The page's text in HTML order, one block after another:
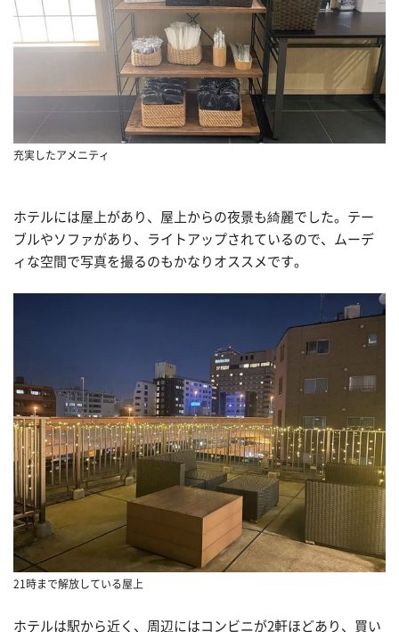
充実したアメニティ
ホテルには屋上があり、屋上からの夜景も綺麗でした。テー
ブルやソファがあり、ライトアップされているので、ムーデ
ィな空間で写真を撮るのもかなりオススメです。
21時まで解放している屋上
ホテルは駅から近く、周辺にはコンビニが2軒ほどあり、買い